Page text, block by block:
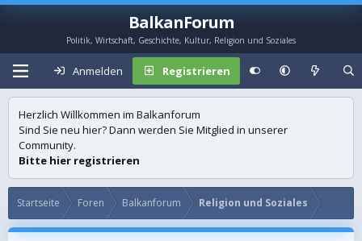
BalkanForum
Politik, Wirtschaft, Geschichte, Kultur, Religion und Soziales
Anmelden Registrieren
Herzlich Willkommen im Balkanforum
Sind Sie neu hier? Dann werden Sie Mitglied in unserer
Community.
Bitte hier registrieren
Startseite Foren Balkanforum Religion und Soziales